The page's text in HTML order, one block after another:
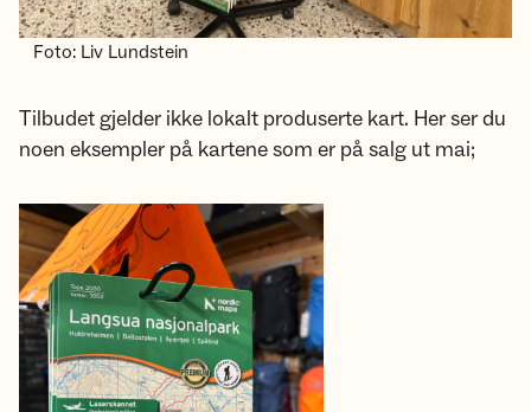
Foto: Liv Lundstein
Tilbudet gjelder ikke lokalt produserte kart. Her ser du
noen eksempler på kartene som er på salg ut mai;